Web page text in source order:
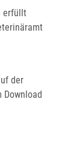
erfüllt
der
Download